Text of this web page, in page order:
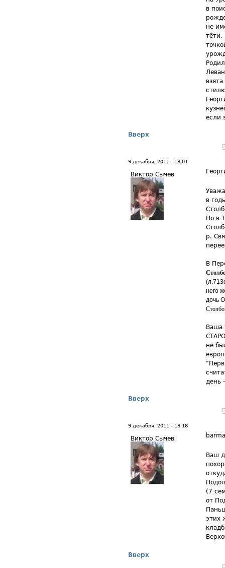
в
не
тёти.
если
Вверх
9 декабря, 2011 - 18:01
Виктор Сычев
в
Но в
р.
В
него
дочь
Ваша
не
день
Вверх
9 декабря, 2011 - 18:18
Виктор Сычев
Ваш
(7
от
этих
Вверх